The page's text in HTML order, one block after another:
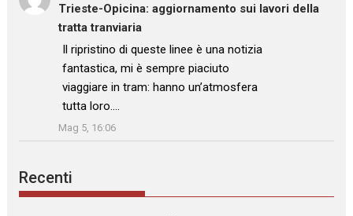
Trieste-Opicina: aggiornamento sui lavori della
tratta tranviaria
: “
Il ripristino di queste linee è una notizia
fantastica, mi è sempre piaciuto
viaggiare in tram: hanno un’atmosfera
tutta loro.…
”
Mag 5, 16:06
Recenti